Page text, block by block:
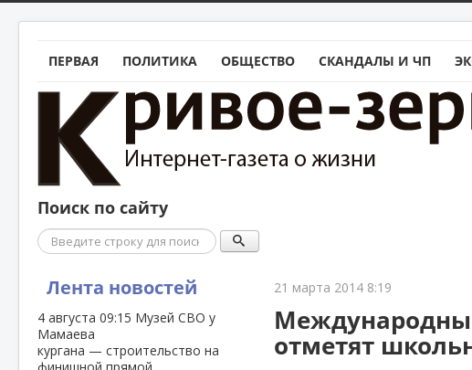
ПЕРВАЯ ПОЛИТИКА ОБЩЕСТВО СКАНДАЛЫ И ЧП
Поиск по сайту
Поиск
Лента новостей
4 августа 09:15 Музей СВО у
Мамаева
кургана — строительство на
21 марта 2014 8:19
отметят